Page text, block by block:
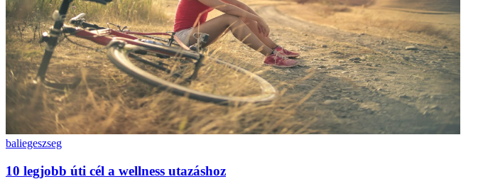
baliegeszseg
10 legjobb úti cél a wellness utazáshoz